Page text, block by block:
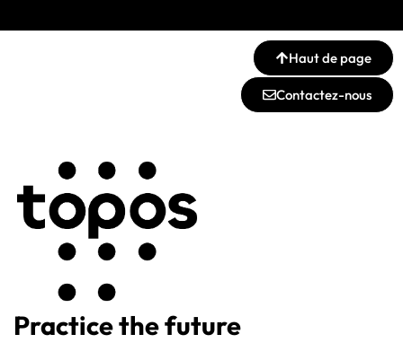
Haut de page
Contactez-nous
Practice the future